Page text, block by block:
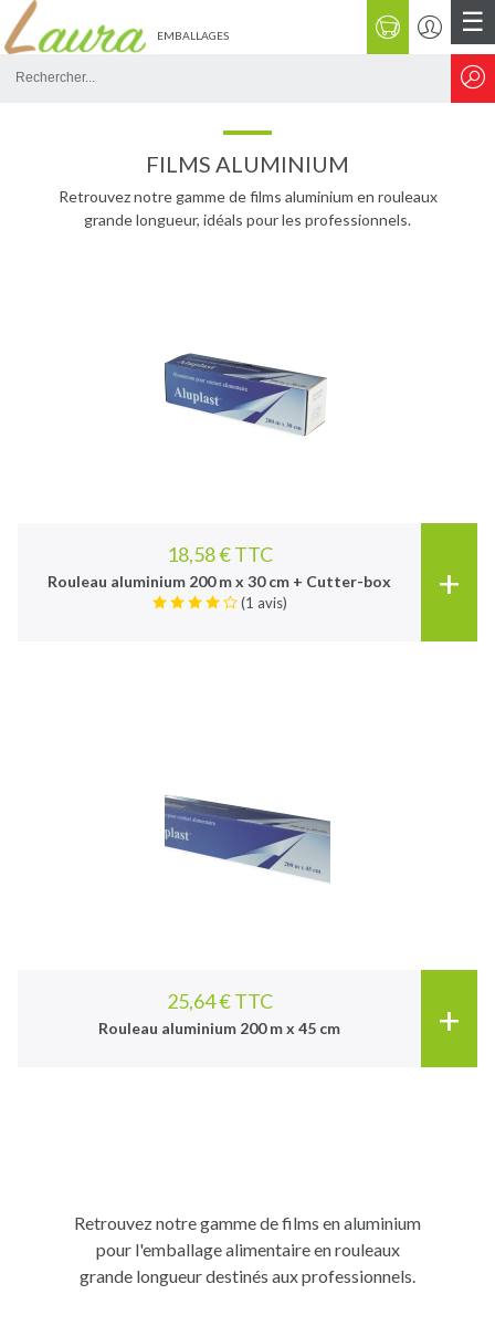
☰
EMBALLAGES
FILMS ALUMINIUM
Retrouvez notre gamme de films aluminium en rouleaux
grande longueur, idéals pour les professionnels.
18,58 € TTC
Rouleau aluminium 200 m x 30 cm + Cutter-box
(1 avis) +
25,64 € TTC
Rouleau aluminium 200 m x 45 cm +
Retrouvez notre gamme de films en aluminium
pour l'emballage alimentaire en rouleaux
grande longueur destinés aux professionnels.